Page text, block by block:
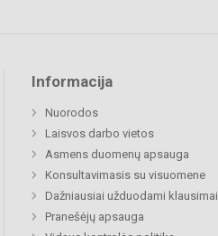
Informacija
Nuorodos
Laisvos darbo vietos
Asmens duomenų apsauga
Konsultavimasis su visuomene
Dažniausiai užduodami klausimai
Pranešėjų apsauga